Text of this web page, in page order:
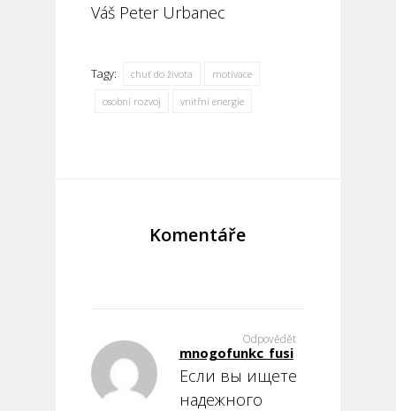
Váš Peter Urbanec
Tagy: chuť do života motivace
osobní rozvoj vnitřní energie
Komentáře
mnogofunkc_fusi
Если вы ищете
надежного
Odpovědět